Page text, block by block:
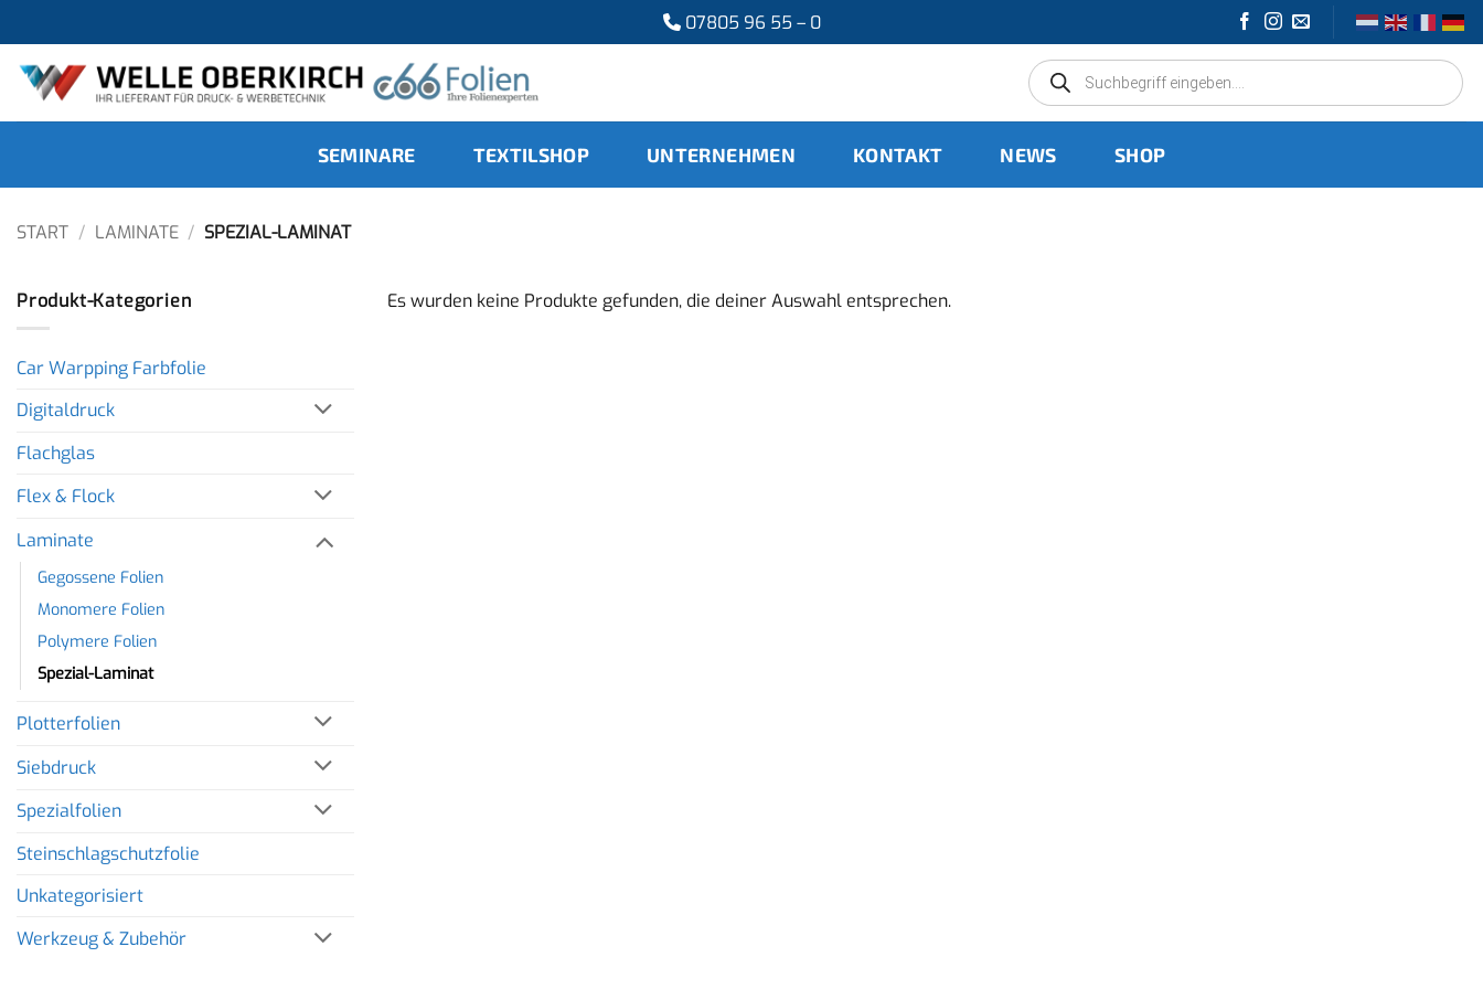
Inhalt
springen
07805 96 55 – 0
Products
search
SEMINARE TEXTILSHOP UNTERNEHMEN KONTAKT NEWS SHOP
START / LAMINATE / SPEZIAL-LAMINAT
Produkt-Kategorien
Car Warpping Farbfolie
Digitaldruck
Flachglas
Flex & Flock
Laminate
Gegossene Folien
Monomere Folien
Polymere Folien
Spezial-Laminat
Plotterfolien
Siebdruck
Spezialfolien
Steinschlagschutzfolie
Unkategorisiert
Werkzeug & Zubehör
Es wurden keine Produkte gefunden, die deiner Auswahl entsprechen.